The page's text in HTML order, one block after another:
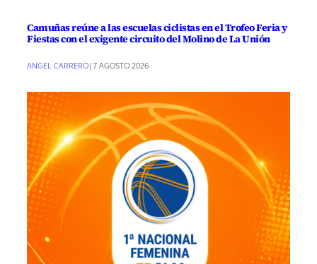
Camuñas reúne a las escuelas ciclistas en el Trofeo Feria y
Fiestas con el exigente circuito del Molino de La Unión
ANGEL CARRERO|7 AGOSTO 2026